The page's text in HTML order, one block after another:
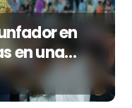
en
en una
viento